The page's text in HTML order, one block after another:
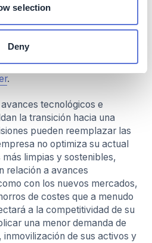
selection
Deny
se empiecen a tomar
las empresas que no son
climática, entre otras malas
(6). Más información aquí:En
.
tecnológicos e
la transición hacia una
pueden reemplazar las
no optimiza su actual
limpias y sostenibles,
relación a avances
con los nuevos mercados,
de costes que a menudo
a la competitividad de su
una menor demanda de
de sus activos y